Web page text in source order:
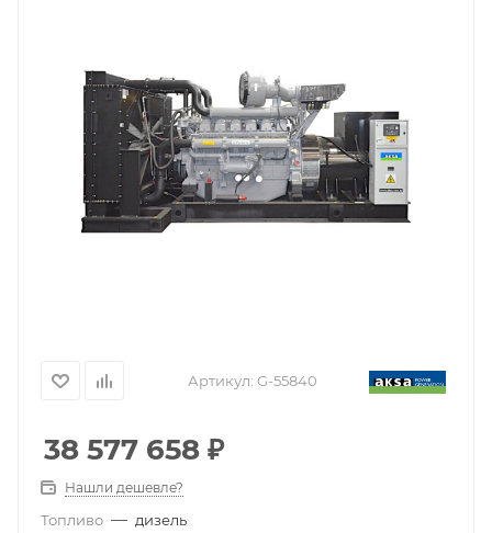
Артикул: G-55840
38 577 658 ₽
Нашли дешевле?
Топливо — дизель